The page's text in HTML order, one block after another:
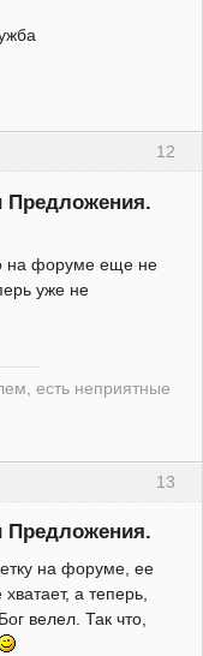
12
Предложения.
на форуме еще не
уже не
есть неприятные
13
Предложения.
на форуме, ее
а теперь,
велел. Так что,